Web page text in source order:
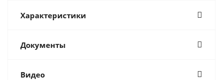
Характеристики
Документы
Видео